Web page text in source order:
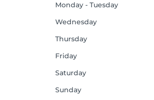
Monday - Tuesday
Wednesday
Thursday
Friday
Saturday
Sunday